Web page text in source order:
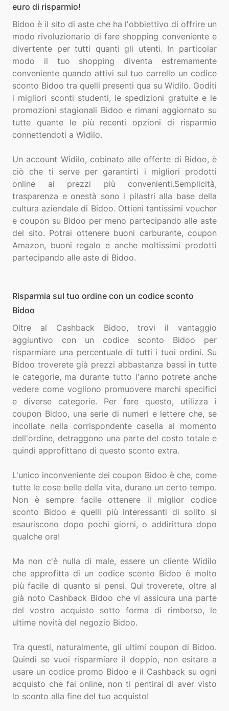
euro di risparmio!
Bidoo è il sito di aste che ha l'obbiettivo di offrire un
modo rivoluzionario di fare shopping conveniente e
divertente per tutti quanti gli utenti. In particolar
modo il tuo shopping diventa estremamente
conveniente quando attivi sul tuo carrello un codice
sconto Bidoo tra quelli presenti qua su Widilo. Goditi
i migliori sconti studenti, le spedizioni gratuite e le
promozioni stagionali Bidoo e rimani aggiornato su
tutte quante le più recenti opzioni di risparmio
connettendoti a Widilo.
Un account Widilo, cobinato alle offerte di Bidoo, è
ciò che ti serve per garantirti i migliori prodotti
online ai prezzi più convenienti.Semplicità,
trasparenza e onestà sono i pilastri alla base della
cultura aziendale di Bidoo. Ottieni tantissimi voucher
e coupon su Bidoo per meno partecipando alle aste
del sito. Potrai ottenere buoni carburante, coupon
Amazon, buoni regalo e anche moltissimi prodotti
Risparmia sul tuo ordine con un codice sconto
Bidoo
Oltre al Cashback Bidoo, trovi il vantaggio
aggiuntivo con un codice sconto Bidoo per
risparmiare una percentuale di tutti i tuoi ordini. Su
Bidoo troverete già prezzi abbastanza bassi in tutte
le categorie, ma durante tutto l'anno potrete anche
vedere come vogliono promuovere marchi specifici
e diverse categorie. Per fare questo, utilizza i
coupon Bidoo, una serie di numeri e lettere che, se
incollate nella corrispondente casella al momento
dell'ordine, detraggono una parte del costo totale e
quindi approfittano di questo sconto extra.
L'unico inconveniente dei coupon Bidoo è che, come
tutte le cose belle della vita, durano un certo tempo.
Non è sempre facile ottenere il miglior codice
sconto Bidoo e quelli più interessanti di solito si
esauriscono dopo pochi giorni, o addirittura dopo
qualche ora!
Ma non c'è nulla di male, essere un cliente Widilo
che approfitta di un codice sconto Bidoo è molto
più facile di quanto si pensi. Qui troverete, oltre al
già noto Cashback Bidoo che vi assicura una parte
del vostro acquisto sotto forma di rimborso, le
ultime novità del negozio Bidoo.
Tra questi, naturalmente, gli ultimi coupon di Bidoo.
Quindi se vuoi risparmiare il doppio, non esitare a
usare un codice promo Bidoo e il Cashback su ogni
acquisto che fai online, non ti pentirai di aver visto